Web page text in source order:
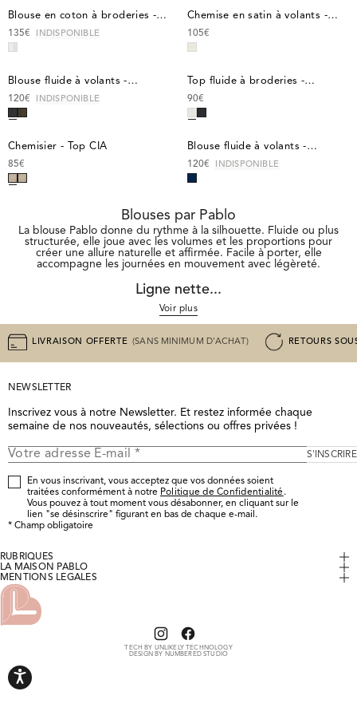
product_quickbuy_legend Blouse en coton à broderies -
T0
T1
T2
Blouse en coton à broderies -
CLEMENCE
135€ INDISPONIBLE
product_quickbuy_legend
T0
T1
T2
Chemise en satin à volants -
CASSIE
105€
product_quickbuy_legend Blouse fluide à volants -
T0
T1
T2
Blouse fluide à volants -
CORALINE
120€ INDISPONIBLE
product_color_sibling_legend
product_quickbuy_legend
34
36
38
Top fluide à broderies -
CHRISTELLE
90€
product_quickbuy_legend Chemisier - Top CIA
T0
T1
T2
Chemisier - Top CIA
85€
product_color_sibling_legend Chemisier - Top CIA
product_quickbuy_legend
T0
T1
T2
Blouse fluide à volants -
CORALINE
120€ INDISPONIBLE
Blouses par Pablo
La blouse Pablo donne du rythme à la silhouette. Fluide ou plus
structurée, elle joue avec les volumes et les proportions pour
créer une allure naturelle et affirmée. Facile à porter, elle
accompagne les journées en mouvement avec légèreté.
Ligne nette...
Voir plus
LIVRAISON OFFERTE (SANS MINIMUM D'ACHAT) RETOURS
NEWSLETTER
Inscrivez vous à notre Newsletter. Et restez informée chaque
semaine de nos nouveautés, sélections ou offres privées !
En vous inscrivant, vous acceptez que vos données soient
traitées conformément à notre Politique de Confidentialité .
Vous pouvez à tout moment vous désabonner, en cliquant sur le
lien "se désinscrire" figurant en bas de chaque e-mail.
S'INSCRIRE
* Champ obligatoire
RUBRIQUES
Mon Compte
Faire un retour
Suivre mon colis
Nos boutiques
FAQ / Aide
LA MAISON PABLO
Histoire & Savoir-Faire
Tout le Prêt-à-Porter
Accessibilité : partiellement conforme
MENTIONS LÉGALES
Mentions légales
Cookies
Conditions Générales de Vente
Politique de confidentialité
Politique de remboursement
Conditions d'utilisation
TECH BY UNLIKELY TECHNOLOGY
DESIGN BY NUMBERED STUDIO